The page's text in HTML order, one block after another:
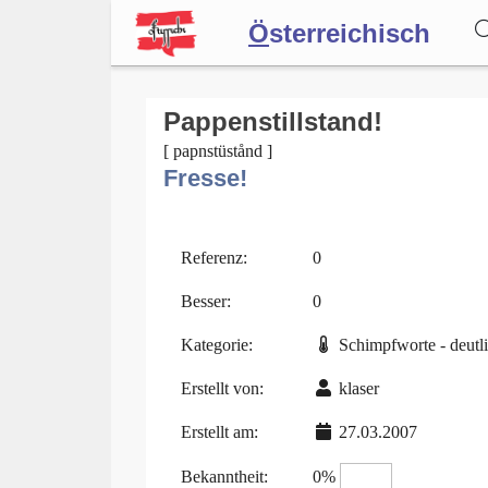
Österreichisch
Forum
Blog
Pappenstillstand!
[ papnstüstånd ]
Fresse!
Referenz: 0
Besser: 0
Kategorie: Schimpfworte -
Erstellt von: klaser
Erstellt am: 27.03.2007
Bekanntheit: 0%